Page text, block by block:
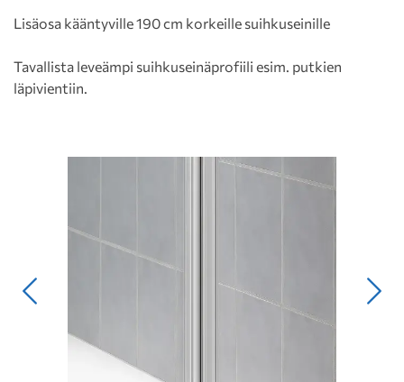
Lisäosa kääntyville 190 cm korkeille suihkuseinille
Tavallista leveämpi suihkuseinäprofiili esim. putkien
läpivientiin.
Edellinen